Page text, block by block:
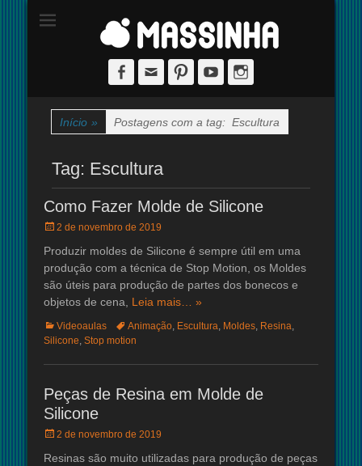
massinha
Site dedicado à técnica de stop-motion
Facebook
Email PinterestYouTube
Início » Postagens com a tag: Escultura
Tag: Escultura
Como Fazer Molde de Silicone
Posted
2 de novembro de 2019
Produzir moldes de Silicone é sempre útil em uma
produção com a técnica de Stop Motion, os Moldes
são úteis para produção de partes dos bonecos e
objetos de cena, Leia mais… »
Categorias:
Videoaulas Tags:Animação, Escultura, Moldes, Resina,
Silicone, Stop motion
Peças de Resina em Molde de
Silicone
Posted
2 de novembro de 2019
Resinas são muito utilizadas para produção de peças